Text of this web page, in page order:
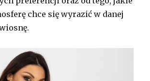
chce się wyrazić w danej